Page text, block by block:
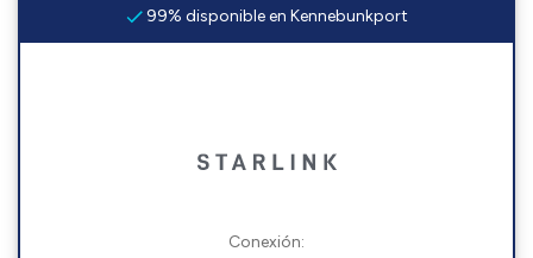
99% disponible en Kennebunkport
Conexión: